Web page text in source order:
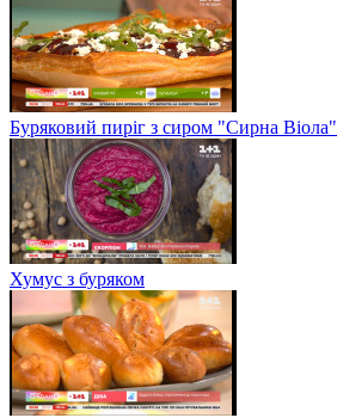
Буряковий пиріг з сиром "Сирна Віола"
Хумус з буряком